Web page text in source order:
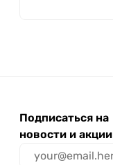
Подписаться на
новости и акции